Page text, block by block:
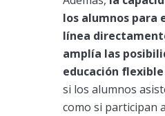
los alumnos para
línea
amplía las
educación
si los alumnos
como si participan